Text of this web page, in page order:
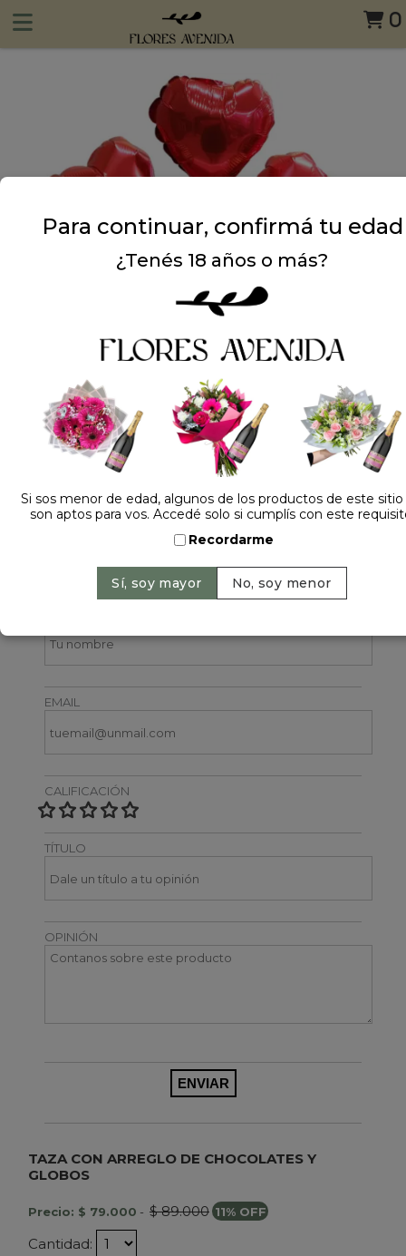
0
EMAIL
CALIFICACIÓN
TÍTULO
OPINIÓN
TAZA CON ARREGLO DE CHOCOLATES Y
GLOBOS
Precio: $ 79.000 - $ 89.000 11% OFF
Cantidad:
Para continuar, confirmá tu edad
¿Tenés 18 años o más?
Si sos menor de edad, algunos de los productos de este
son aptos para vos. Accedé solo si cumplís con este
Recordarme